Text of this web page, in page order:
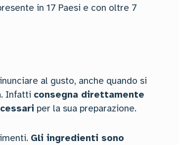
in 17 Paesi e con oltre 7
al gusto, anche quando si
Infatti consegna direttamente
per la sua preparazione.
Gli ingredienti sono